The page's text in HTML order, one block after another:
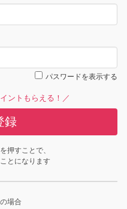
パスワードを表示する
ントもらえる！／
録
押すことで、
とになります
場合